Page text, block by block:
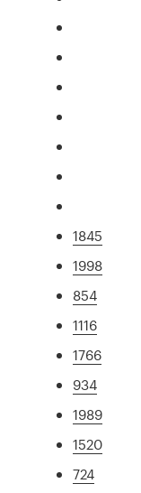
1845
1998
854
1116
1766
934
1989
1520
724